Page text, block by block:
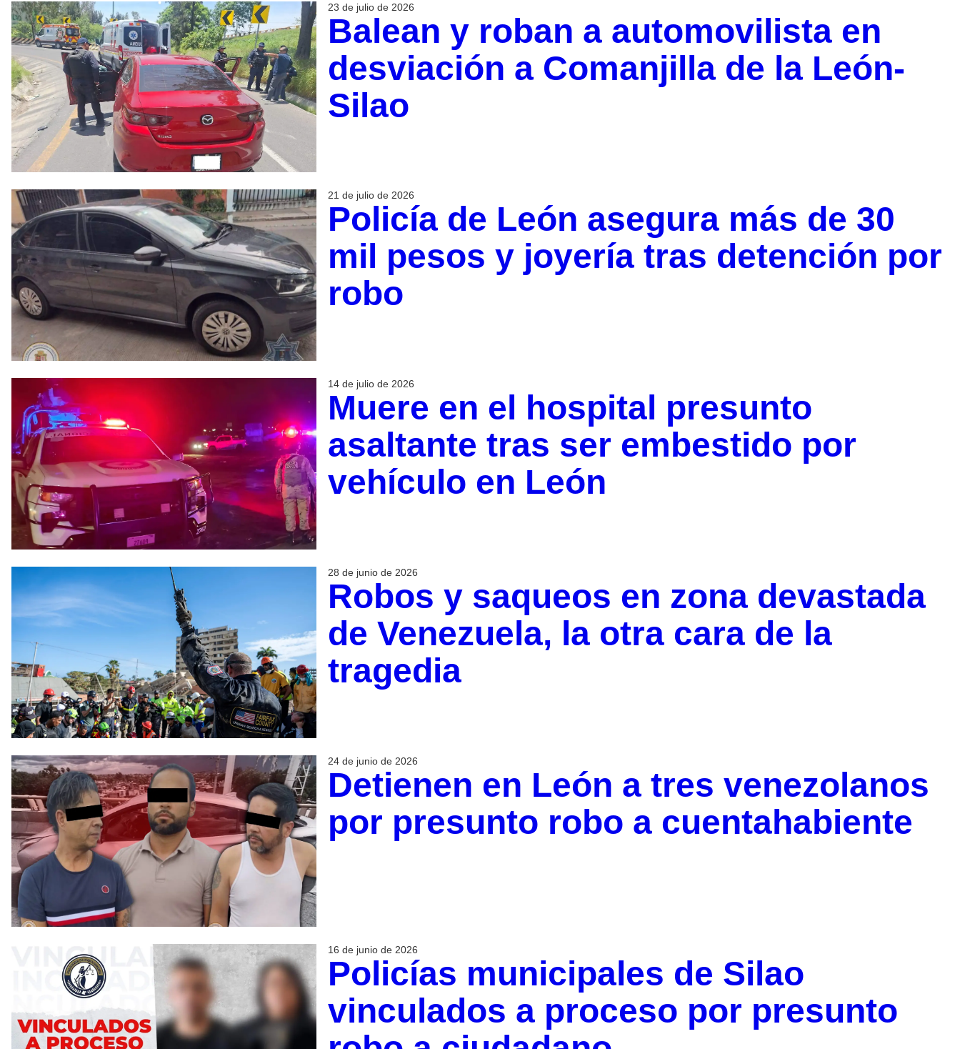
23 de julio de 2026
Balean y roban a automovilista en
desviación a Comanjilla de la León-
Silao
21 de julio de 2026
Policía de León asegura más de 30
mil pesos y joyería tras detención por
robo
14 de julio de 2026
Muere en el hospital presunto
asaltante tras ser embestido por
vehículo en León
28 de junio de 2026
Robos y saqueos en zona devastada
de Venezuela, la otra cara de la
tragedia
24 de junio de 2026
Detienen en León a tres venezolanos
por presunto robo a cuentahabiente
16 de junio de 2026
Policías municipales de Silao
vinculados a proceso por presunto